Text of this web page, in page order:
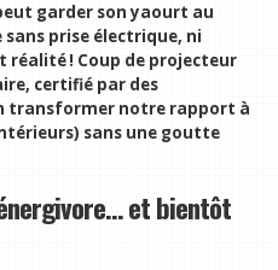
garder son yaourt au
prise électrique, ni
réalité ! Coup de projecteur
certifié par des
transformer notre rapport à
sans une goutte
et bientôt